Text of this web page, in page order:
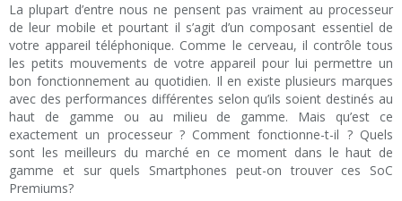
La plupart d’entre nous ne pensent pas vraiment au processeur
de leur mobile et pourtant il s’agit d’un composant essentiel de
votre appareil téléphonique. Comme le cerveau, il contrôle tous
les petits mouvements de votre appareil pour lui permettre un
bon fonctionnement au quotidien. Il en existe plusieurs marques
avec des performances différentes selon qu’ils soient destinés au
haut de gamme ou au milieu de gamme. Mais qu’est ce
exactement un processeur ? Comment fonctionne-t-il ? Quels
sont les meilleurs du marché en ce moment dans le haut de
gamme et sur quels Smartphones peut-on trouver ces SoC
Premiums?